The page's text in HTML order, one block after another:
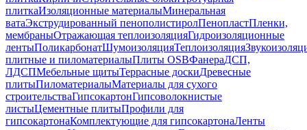
плиткаИзоляционные материалыМинеральная
ватаЭкструдированный пенополистиролПенопластПленки,
мембраныОтражающая теплоизоляцияГидроизоляционные
лентыПоликарбонатШумоизоляцияТеплоизоляция
плитные и пиломатериалыПлиты OSBФанераДСП,
ЛДСПМебельные щитыТеррасные доскиДревесные
плитыПиломатериалыМатериалы для сухого
строительстваГипсокартонГипсоволокнистые
листыЦементные плитыПрофили для
гипсокартонаКомплектующие для гипсокартонаЛенты